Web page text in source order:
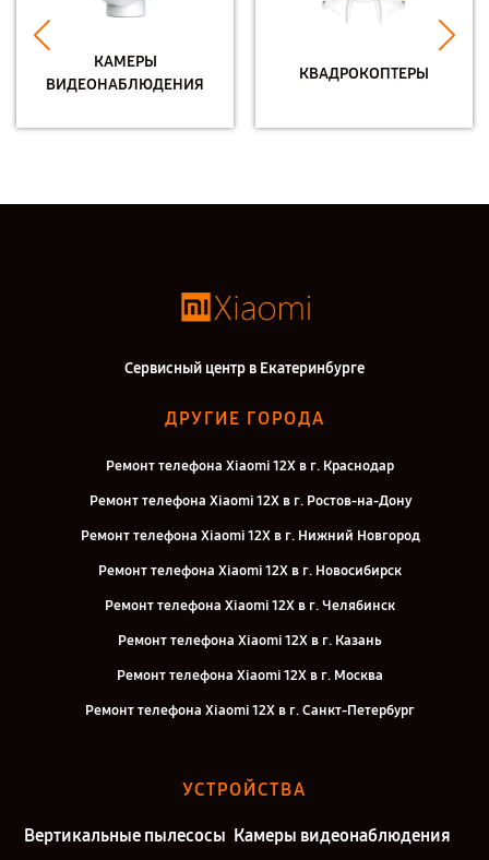
КАМЕРЫ
ВИДЕОНАБЛЮДЕНИЯ
КВАДРОКОПТЕРЫ
Сервисный центр в Екатеринбурге
ДРУГИЕ ГОРОДА
Ремонт телефона Xiaomi 12X в г. Краснодар
Ремонт телефона Xiaomi 12X в г. Ростов-на-Дону
Ремонт телефона Xiaomi 12X в г. Нижний Новгород
Ремонт телефона Xiaomi 12X в г. Новосибирск
Ремонт телефона Xiaomi 12X в г. Челябинск
Ремонт телефона Xiaomi 12X в г. Казань
Ремонт телефона Xiaomi 12X в г. Москва
Ремонт телефона Xiaomi 12X в г. Санкт-Петербург
УСТРОЙСТВА
Вертикальные пылесосы Камеры видеонаблюдения